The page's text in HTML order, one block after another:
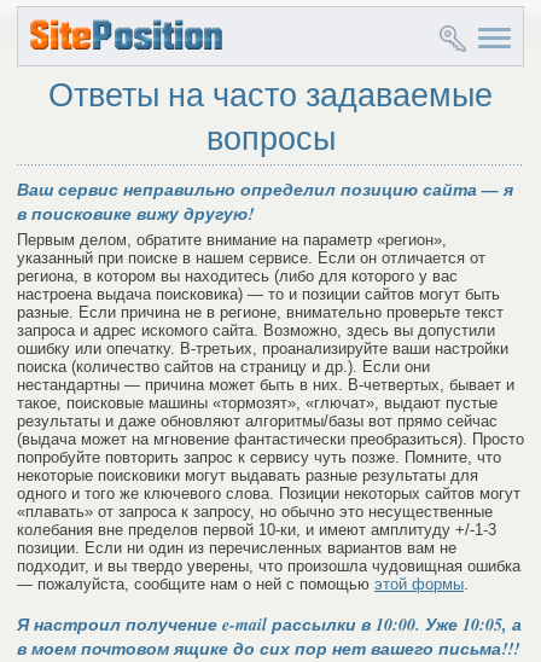
Ответы на часто задаваемые
вопросы
Ваш сервис неправильно определил позицию сайта — я
в поисковике вижу другую!
Первым делом, обратите внимание на параметр «регион»,
указанный при поиске в нашем сервисе. Если он отличается от
региона, в котором вы находитесь (либо для которого у вас
настроена выдача поисковика) — то и позиции сайтов могут быть
разные. Если причина не в регионе, внимательно проверьте текст
запроса и адрес искомого сайта. Возможно, здесь вы допустили
ошибку или опечатку. В-третьих, проанализируйте ваши настройки
поиска (количество сайтов на страницу и др.). Если они
нестандартны — причина может быть в них. В-четвертых, бывает и
такое, поисковые машины «тормозят», «глючат», выдают пустые
результаты и даже обновляют алгоритмы/базы вот прямо сейчас
(выдача может на мгновение фантастически преобразиться). Просто
попробуйте повторить запрос к сервису чуть позже. Помните, что
некоторые поисковики могут выдавать разные результаты для
одного и того же ключевого слова. Позиции некоторых сайтов могут
«плавать» от запроса к запросу, но обычно это несущественные
колебания вне пределов первой 10-ки, и имеют амплитуду +/-1-3
позиции. Если ни один из перечисленных вариантов вам не
подходит, и вы твердо уверены, что произошла чудовищная ошибка
— пожалуйста, сообщите нам о ней с помощью этой формы.
Я настроил получение e-mail рассылки в 10:00. Уже 10:05, а
в моем почтовом ящике до сих пор нет вашего письма!!!